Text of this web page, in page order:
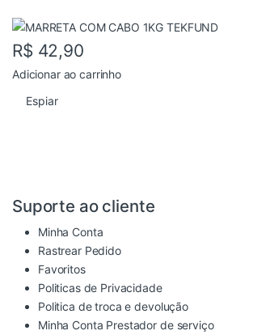
R$ 42,90
Adicionar ao carrinho
Espiar
Suporte ao cliente
Minha Conta
Rastrear Pedido
Favoritos
Politicas de Privacidade
Politica de troca e devolução
Minha Conta Prestador de serviço